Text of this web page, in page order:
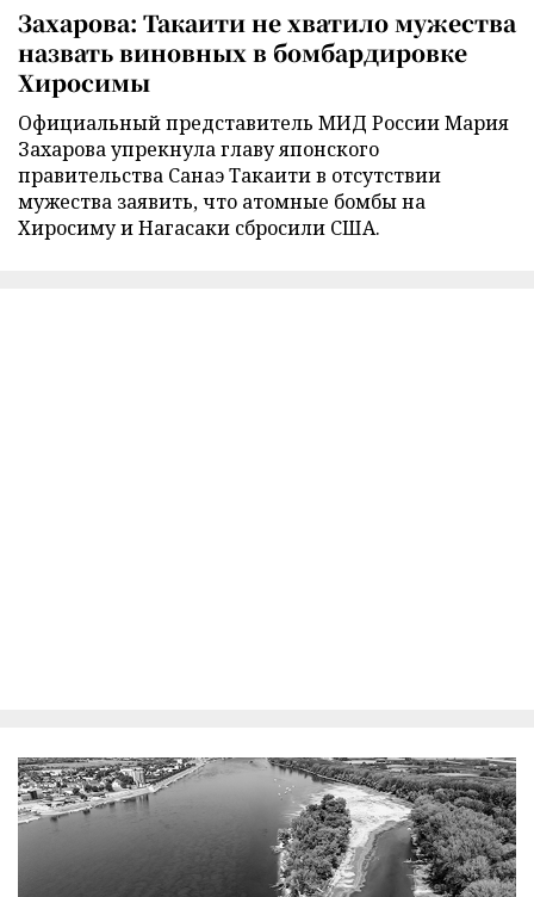
Захарова: Такаити не хватило мужества
назвать виновных в бомбардировке
Хиросимы
Официальный представитель МИД России Мария
Захарова упрекнула главу японского
правительства Санаэ Такаити в отсутствии
мужества заявить, что атомные бомбы на
Хиросиму и Нагасаки сбросили США.